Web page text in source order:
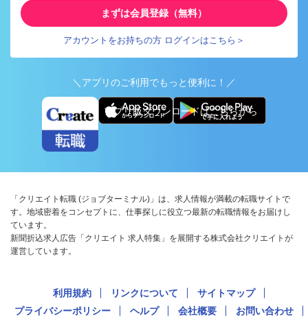
まずは会員登録（無料）
アカウントをお持ちの方 ログインはこちら＞
＼アプリのご利用でもっと便利に！／
アプリ版ダウンロードはこちらから
「クリエイト転職 (ジョブターミナル)」は、求人情報が満載の転職サイトで
す。地域密着をコンセプトに、仕事探しに役立つ最新の転職情報をお届けし
ています。
新聞折込求人広告「クリエイト 求人特集」を展開する株式会社クリエイトが
運営しています。
利用規約 リンクについて
サイトマップ
プライバシーポリシー
ヘルプ 会社概要
お問い合わせ